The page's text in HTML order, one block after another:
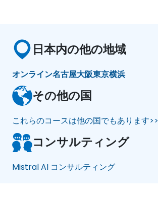
日本内の他の地域
オンライン名古屋大阪東京横浜
その他の国
これらのコースは他の国でもあります>>
コンサルティング
Mistral AI コンサルティング